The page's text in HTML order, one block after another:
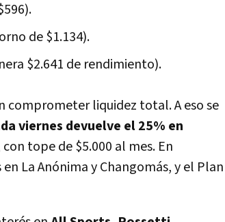
de $1.134).
$2.641 de rendimiento).
comprometer liquidez total. A eso se
viernes devuelve el 25% en
tope de $5.000 al mes. En
La Anónima y Changomás, y el Plan